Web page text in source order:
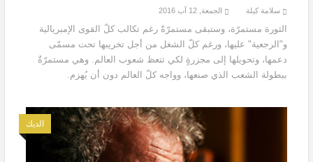
سلامة كيلة الجمعة, 12 آب 2016
الثورة مستمرّة، وستبقى مستمرّةً رغم تكالب كلّ القوى الإمبريالية
و"الرجعية" عليها، ورغم كلّ الشغل من أجل تخريبها تحت مسمّى
دعمها، وتحويلها إلى مجزرةٍ لكي تتعظ شعوب العالم. وهي مستمرّةٌ
ببطولة الشعب الذي صنعها، وواجه كلّ العالم دون أن يُهزم.
الديك